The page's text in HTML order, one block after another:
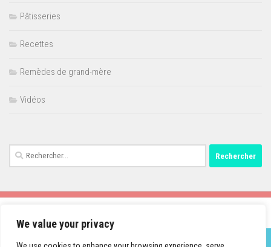
We value your privacy
Pâtisseries
Recettes
Remèdes de grand-mère
Vidéos
Rechercher :